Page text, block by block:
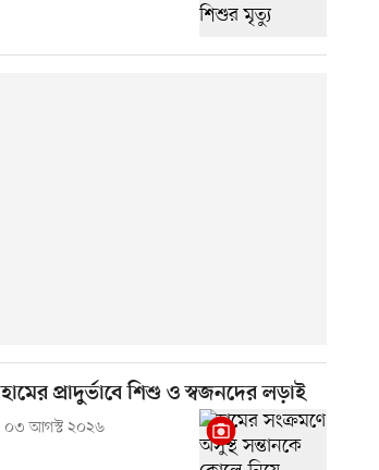
হামের প্রাদুর্ভাবে শিশু ও স্বজনদের লড়াই
০৩ আগস্ট ২০২৬